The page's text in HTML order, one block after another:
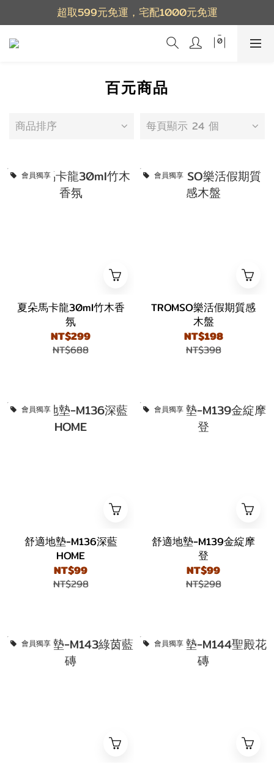
超取599元免運，宅配1000元免運
百元商品
商品排序 每頁顯示 24 個
會員獨享
夏朵馬卡龍30ml竹木香
氛
NT$299
NT$688
會員獨享
TROMSO樂活假期質感
木盤
NT$198
NT$398
會員獨享
舒適地墊-M136深藍
HOME
NT$99
NT$298
會員獨享
舒適地墊-M139金綻摩
登
NT$99
NT$298
會員獨享 會員獨享